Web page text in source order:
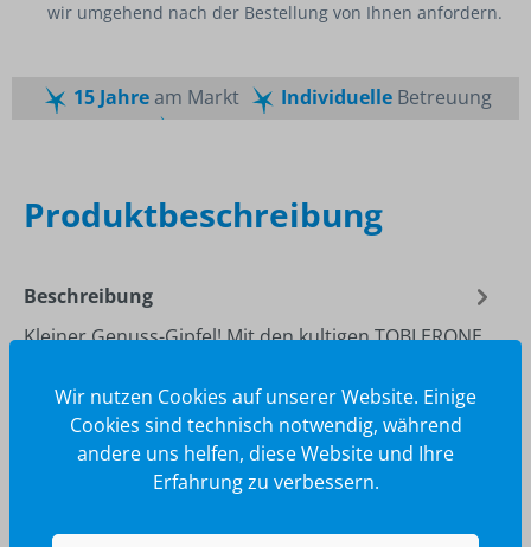
wir umgehend nach der Bestellung von Ihnen anfordern.
15 Jahream Markt IndividuelleBetreuung
Produktbeschreibung
Beschreibung
Kleiner Genuss-Gipfel! Mit den kultigen TOBLERONE
sowie Ihrem Team den Tag. Ih…Mehr
Wir nutzen Cookies auf unserer Website. Einige
Cookies sind technisch notwendig, während
andere uns helfen, diese Website und Ihre
Erfahrung zu verbessern.